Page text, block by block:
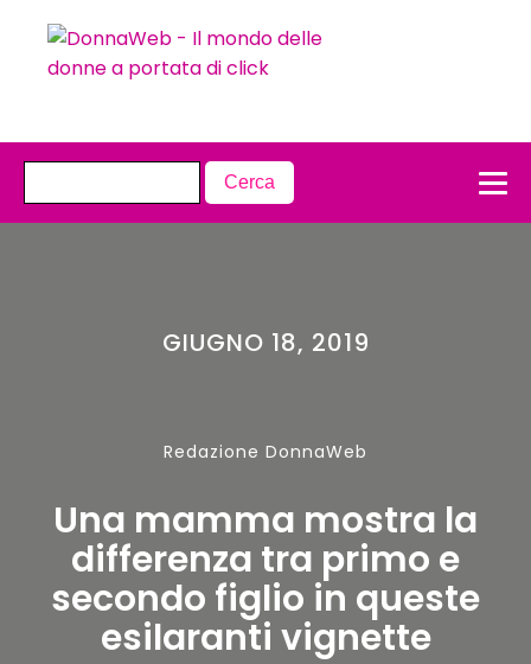
GIUGNO 18, 2019
Redazione DonnaWeb
Una mamma mostra la
differenza tra primo e
secondo figlio in queste
esilaranti vignette